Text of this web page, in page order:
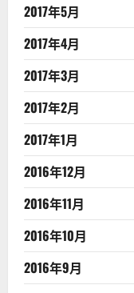
2017年5月
2017年4月
2017年3月
2017年2月
2017年1月
2016年12月
2016年11月
2016年10月
2016年9月